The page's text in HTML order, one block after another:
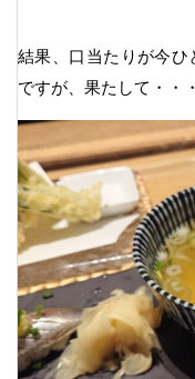
結果、口当たりが今
ですが、果たして・・・